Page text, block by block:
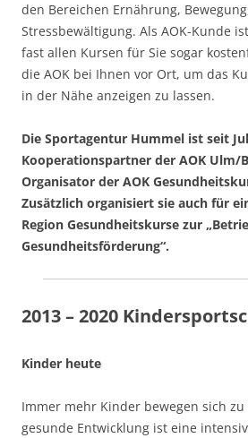
den Bereichen Ernährung,
Stressbewältigung. Als AOK-Kunde
fast allen Kursen für Sie sogar
die AOK bei Ihnen vor Ort, um das
in der Nähe anzeigen zu lassen.
Die Sportagentur Hummel ist seit
Kooperationspartner der AOK Ulm/
Organisator der AOK
Zusätzlich organisiert sie auch für
Region Gesundheitskurse zur
Gesundheitsförderung“.
2013 – 2020
Kinder heute
Immer mehr Kinder bewegen sich
gesunde Entwicklung ist eine